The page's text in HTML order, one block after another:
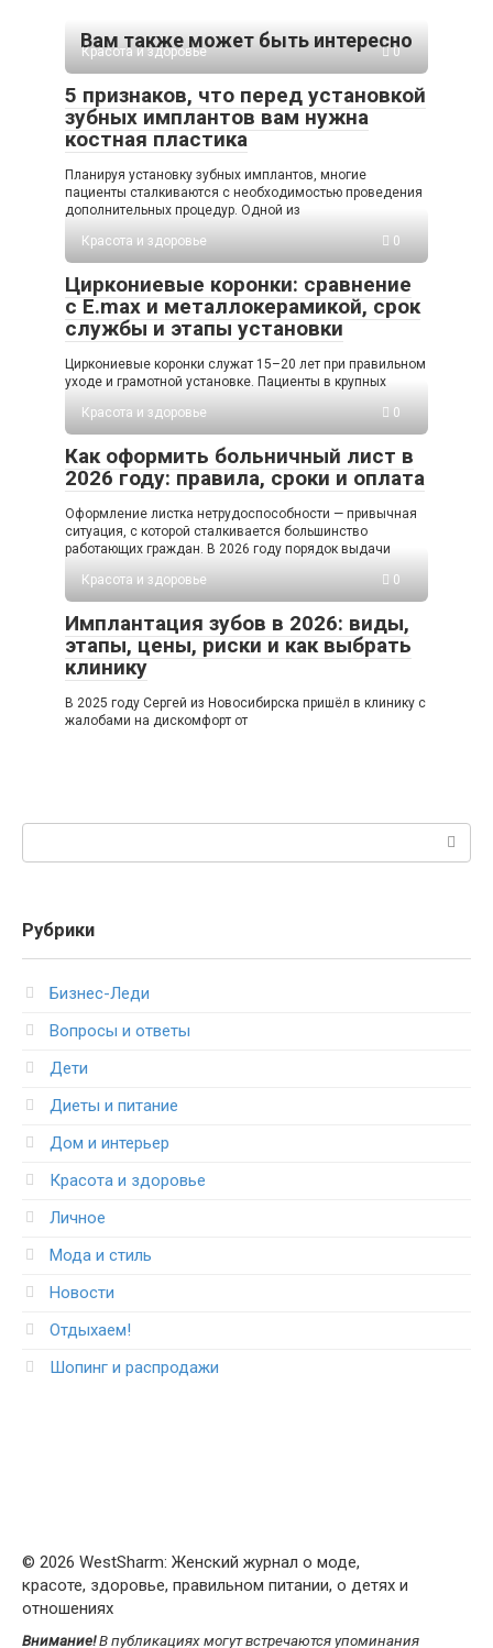
Вам также может быть интересно
Красота и здоровье 0
5 признаков, что перед установкой
зубных имплантов вам нужна
костная пластика
Планируя установку зубных имплантов, многие
пациенты сталкиваются с необходимостью проведения
дополнительных процедур. Одной из
Красота и здоровье
0
Циркониевые коронки: сравнение
с E.max и металлокерамикой, срок
службы и этапы установки
Циркониевые коронки служат 15–20 лет при правильном
уходе и грамотной установке. Пациенты в крупных
Красота и здоровье
0
Как оформить больничный лист в
2026 году: правила, сроки и оплата
Оформление листка нетрудоспособности — привычная
ситуация, с которой сталкивается большинство
работающих граждан. В 2026 году порядок выдачи
Красота и здоровье
0
Имплантация зубов в 2026: виды,
этапы, цены, риски и как выбрать
клинику
В 2025 году Сергей из Новосибирска пришёл в клинику с
жалобами на дискомфорт от
Рубрики
Бизнес-Леди
Вопросы и ответы
Дети
Диеты и питание
Дом и интерьер
Красота и здоровье
Личное
Мода и стиль
Новости
Отдыхаем!
Шопинг и распродажи
© 2026 WestSharm: Женский журнал о моде,
красоте, здоровье, правильном питании, о детях и
отношениях
Внимание!В публикациях могут встречаются упоминания